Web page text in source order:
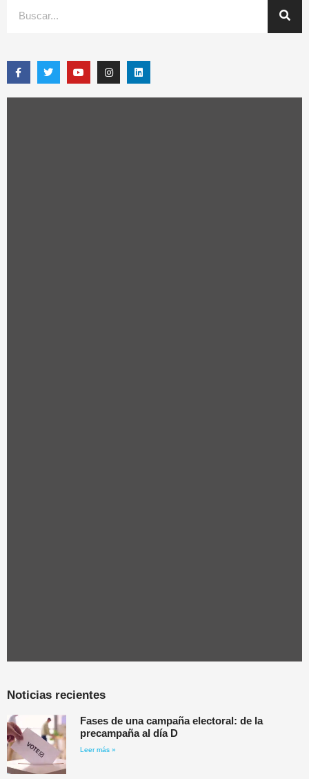
Noticias recientes
Fases de una campaña electoral: de la
precampaña al día D
Leer más »